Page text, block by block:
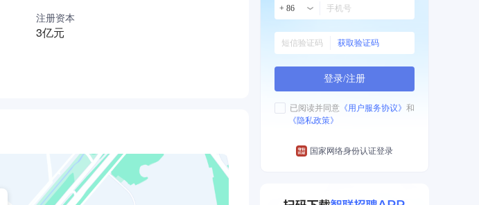
注册资本
3亿元
+ 86
获取验证码
登录/注册
已阅读并同意 《用户服务协议》 和
《隐私政策》
国家网络身份认证登录